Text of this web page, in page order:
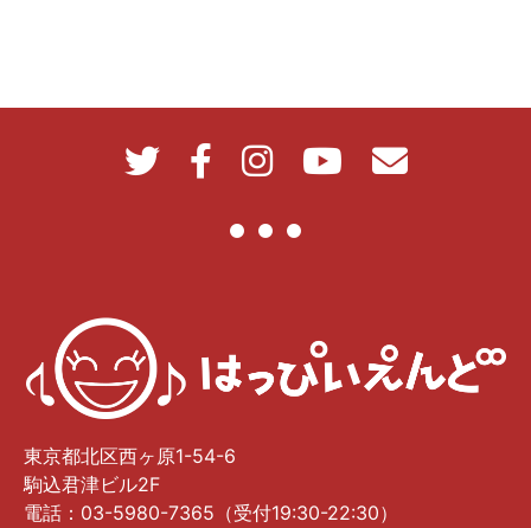
東京都北区西ヶ原1-54-6
駒込君津ビル2F
電話：03-5980-7365（受付19:30-22:30）